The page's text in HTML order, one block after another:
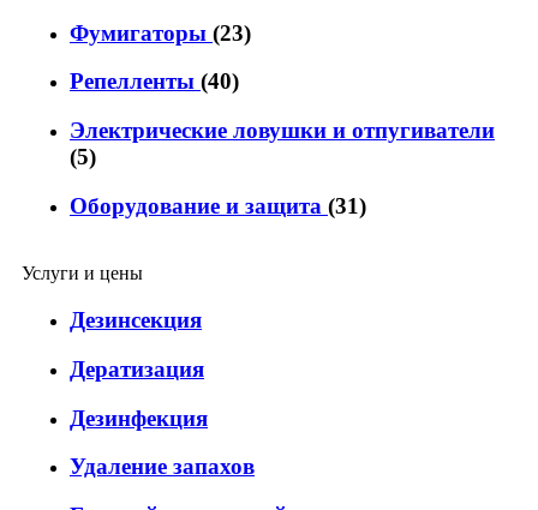
Фумигаторы (23)
Репелленты (40)
Электрические ловушки и отпугиватели
(5)
Оборудование и защита (31)
Услуги и цены
Дезинсекция
Дератизация
Дезинфекция
Удаление запахов